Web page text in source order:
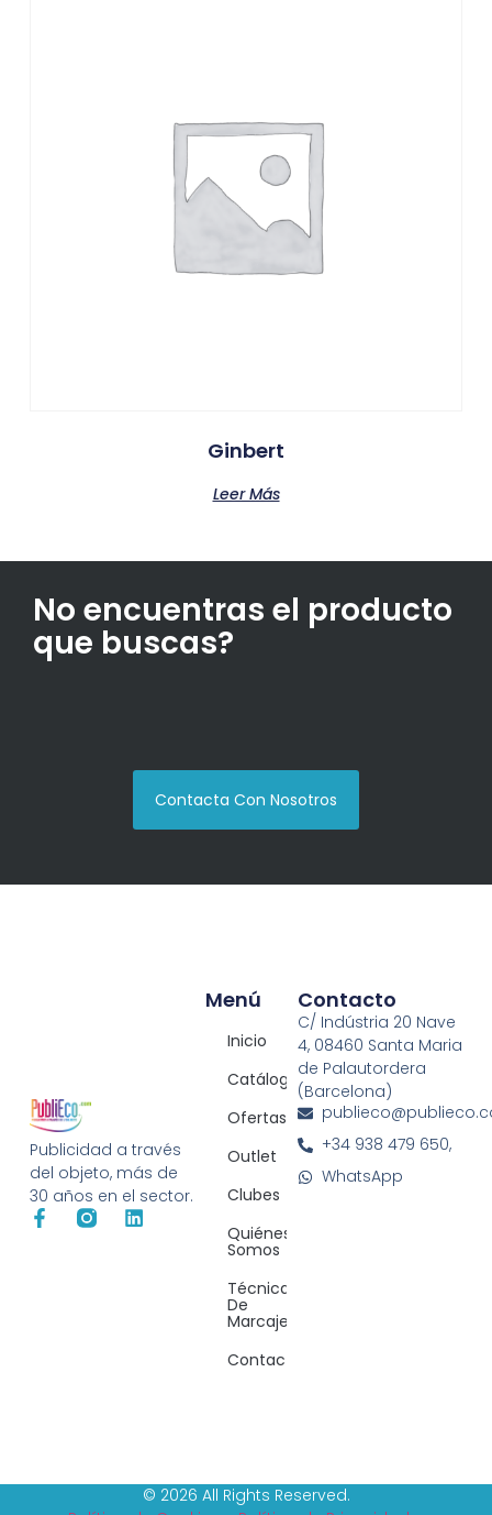
Ginbert
Leer Más
No encuentras el producto
que buscas?
Contacta Con Nosotros
Publicidad a través
del objeto, más de
30 años en el sector.
Menú
Inicio
Catálogos
Ofertas
Outlet
Clubes
Quiénes
Somos
Técnicas
De
Marcaje
Contacto
Contacto
C/ Indústria 20 Nave
4, 08460 Santa Maria
de Palautordera
(Barcelona)
+34 938 479 650,
WhatsApp
© 2026 All Rights Reserved.